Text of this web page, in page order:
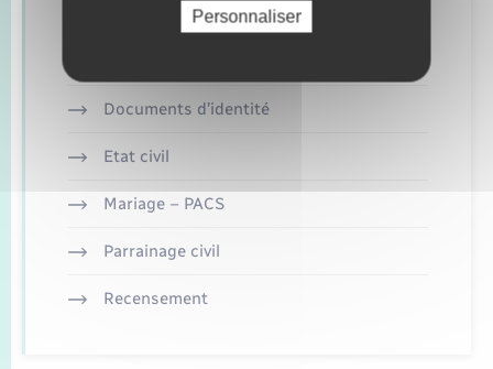
Documents d’identité
Etat civil
Mariage – PACS
Parrainage civil
Recensement
Personnaliser